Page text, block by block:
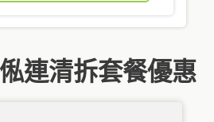
連清拆套餐優惠